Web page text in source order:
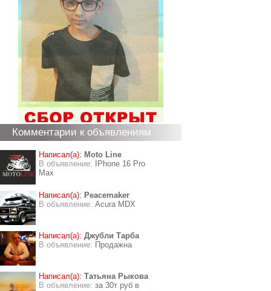
Комментарии к объявлениям
Написал(а): Moto Line
В объявление:
IPhone 16 Pro
Max
Написал(а): Peacemaker
В объявление: Acura MDX
Написал(а): Джубли Тарба
В объявление: Продажна
Написал(а): Татьяна Рыкова
В объявление: за 30т руб в